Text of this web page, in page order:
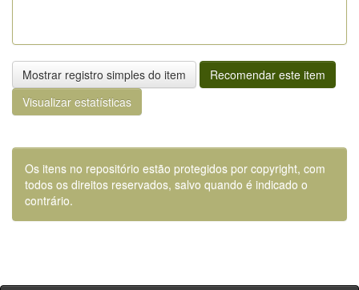
Mostrar registro simples do item
Recomendar este item
Visualizar estatísticas
Os itens no repositório estão protegidos por copyright, com
todos os direitos reservados, salvo quando é indicado o
contrário.